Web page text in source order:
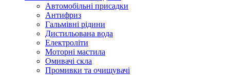
Автомобільні присадки
Антифриз
Гальмівні рідини
Дистильована вода
Електроліти
Моторні мастила
Омивачі скла
Промивки та очищувачі